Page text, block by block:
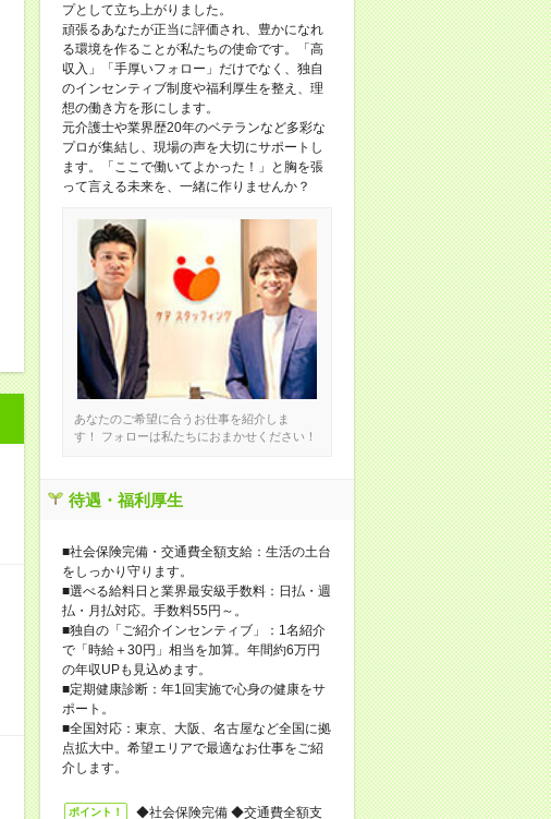
プとして立ち上がりました。
頑張るあなたが正当に評価され、豊かになれ
る環境を作ることが私たちの使命です。「高
収入」「手厚いフォロー」だけでなく、独自
のインセンティブ制度や福利厚生を整え、理
想の働き方を形にします。
元介護士や業界歴20年のベテランなど多彩な
プロが集結し、現場の声を大切にサポートし
ます。「ここで働いてよかった！」と胸を張
って言える未来を、一緒に作りませんか？
あなたのご希望に合うお仕事を紹介しま
す！ フォローは私たちにおまかせください！
待遇・福利厚生
■社会保険完備・交通費全額支給：生活の土台
をしっかり守ります。
■選べる給料日と業界最安級手数料：日払・週
払・月払対応。手数料55円～。
■独自の「ご紹介インセンティブ」：1名紹介
で「時給＋30円」相当を加算。年間約6万円
の年収UPも見込めます。
■定期健康診断：年1回実施で心身の健康をサ
ポート。
■全国対応：東京、大阪、名古屋など全国に拠
点拡大中。希望エリアで最適なお仕事をご紹
介します。
ポイント！
◆社会保険完備 ◆交通費全額支